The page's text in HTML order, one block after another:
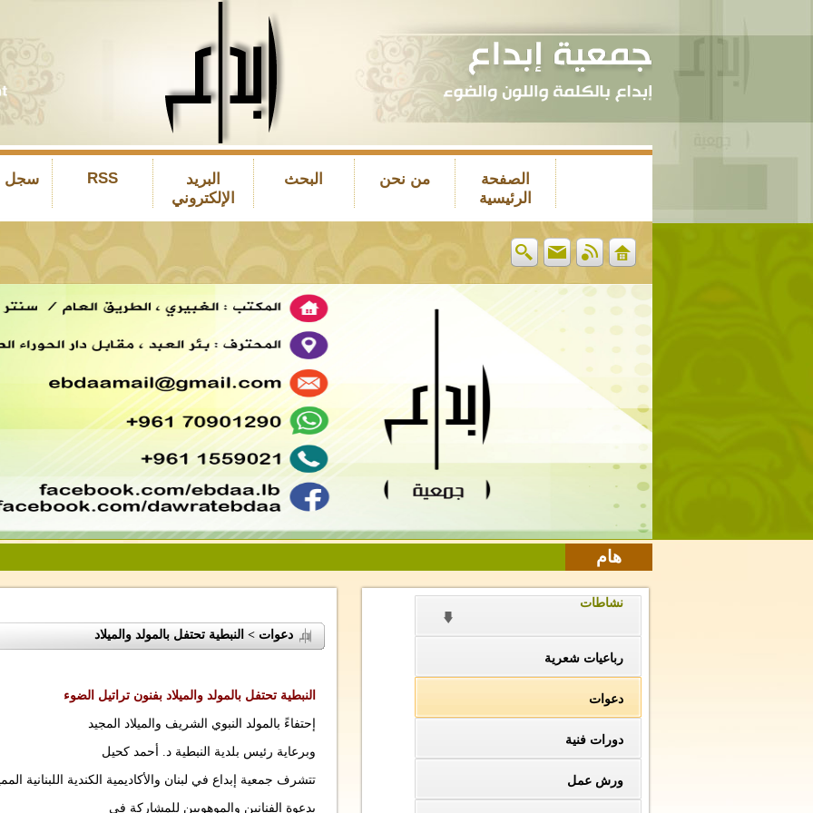
الصفحة
الرئيسية
من نحن البحث
البريد
الإلكتروني
RSS سجل
هام
نشاطات
رباعيات شعرية
دعوات
دورات فنية
ورش عمل
دعوات > النبطية تحتفل بالمولد والميلاد
النبطية تحتفل بالمولد والميلاد بفنون تراتيل الضوء
إحتفاءً بالمولد النبوي الشريف والميلاد المجيد
وبرعاية رئيس بلدية النبطية د. أحمد كحيل
تتشرف جمعية إبداع في لبنان والأكاديمية الكندية اللبنانية
بدعوة الفنانين والموهوبين للمشاركة في